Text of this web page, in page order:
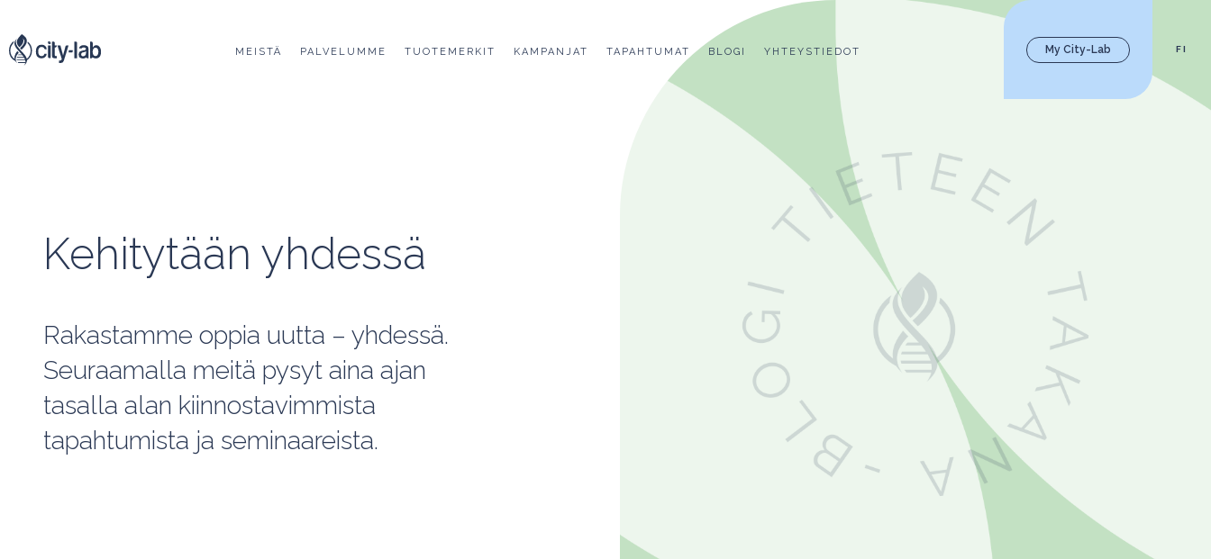
MEISTÄ PALVELUMME TUOTEMERKIT KAMPANJAT TAPAHTUMAT BLOGI YHTEYSTIEDOT My City-Lab FI
Kehitytään yhdessä
Rakastamme oppia uutta – yhdessä.
Seuraamalla meitä pysyt aina ajan
tasalla alan kiinnostavimmista
tapahtumista ja seminaareista.